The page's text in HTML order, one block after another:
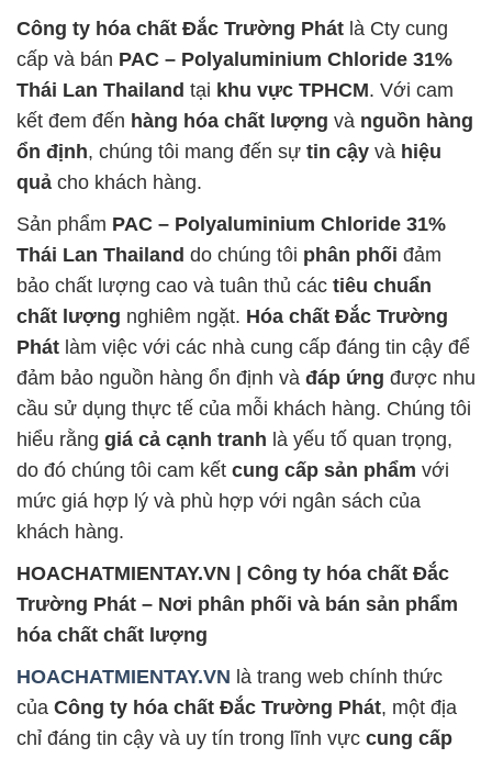
Công ty hóa chất Đắc Trường Phát là Cty cung
cấp và bán PAC – Polyaluminium Chloride 31%
Thái Lan Thailand tại khu vực TPHCM. Với cam
kết đem đến hàng hóa chất lượng và nguồn hàng
ổn định, chúng tôi mang đến sự tin cậy và hiệu
quả cho khách hàng.
Sản phẩm PAC – Polyaluminium Chloride 31%
Thái Lan Thailand do chúng tôi phân phối đảm
bảo chất lượng cao và tuân thủ các tiêu chuẩn
chất lượng nghiêm ngặt. Hóa chất Đắc Trường
Phát làm việc với các nhà cung cấp đáng tin cậy để
đảm bảo nguồn hàng ổn định và đáp ứng được nhu
cầu sử dụng thực tế của mỗi khách hàng. Chúng tôi
hiểu rằng giá cả cạnh tranh là yếu tố quan trọng,
do đó chúng tôi cam kết cung cấp sản phẩm với
mức giá hợp lý và phù hợp với ngân sách của
khách hàng.
HOACHATMIENTAY.VN | Công ty hóa chất Đắc
Trường Phát – Nơi phân phối và bán sản phẩm
hóa chất chất lượng
HOACHATMIENTAY.VN là trang web chính thức
của Công ty hóa chất Đắc Trường Phát, một địa
chỉ đáng tin cậy và uy tín trong lĩnh vực cung cấp